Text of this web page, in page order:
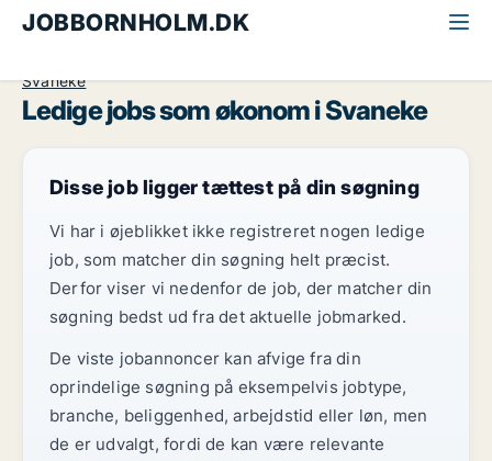
JOBBORNHOLM.DK
Svaneke
Ledige jobs som økonom i Svaneke
Disse job ligger tættest på din søgning
Vi har i øjeblikket ikke registreret nogen ledige
job, som matcher din søgning helt præcist.
Derfor viser vi nedenfor de job, der matcher din
søgning bedst ud fra det aktuelle jobmarked.
De viste jobannoncer kan afvige fra din
oprindelige søgning på eksempelvis jobtype,
branche, beliggenhed, arbejdstid eller løn, men
de er udvalgt, fordi de kan være relevante